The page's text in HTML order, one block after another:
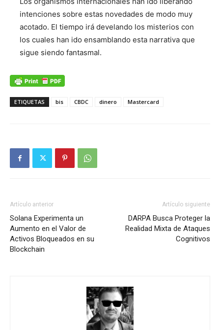
intenciones sobre estas novedades de modo muy
acotado. El tiempo irá develando los misterios con
los cuales han ido ensamblando esta narrativa que
sigue siendo fantasmal.
ETIQUETAS bis CBDC dinero Mastercard
Artículo anterior
Solana Experimenta un
Aumento en el Valor de
Activos Bloqueados en su
Blockchain
Artículo siguiente
DARPA Busca Proteger la
Realidad Mixta de Ataques
Cognitivos